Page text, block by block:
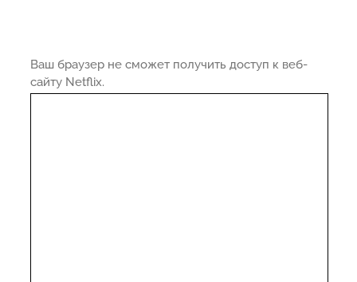
Ваш браузер не сможет получить доступ к веб-
сайту Netflix.